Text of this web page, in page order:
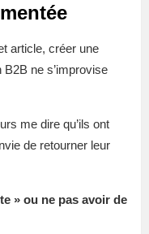
article, créer une
ne s’improvise
me dire qu’ils ont
de retourner leur
» ou ne pas avoir de